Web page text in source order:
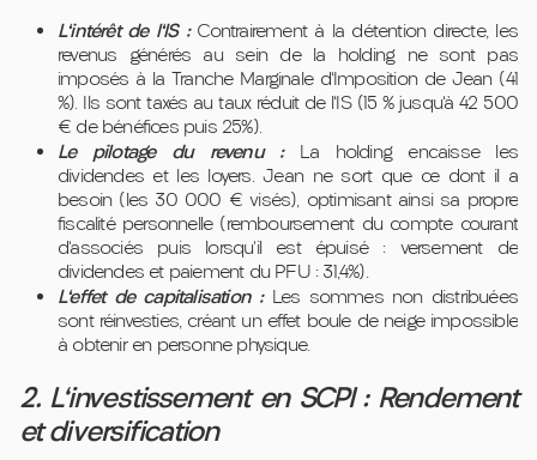
L'intérêt de l'IS :Contrairement à la détention directe, les
revenus générés au sein de la holding ne sont pas
imposés à la Tranche Marginale d'Imposition de Jean (41
%). Ils sont taxés au taux réduit de l'IS (15 % jusqu'à 42 500
€ de bénéfices puis 25%).
Le pilotage du revenu :La holding encaisse les
dividendes et les loyers. Jean ne sort que ce dont il a
besoin (les 30 000 € visés), optimisant ainsi sa propre
fiscalité personnelle (remboursement du compte courant
d’associés puis lorsqu’il est épuisé : versement de
dividendes et paiement du PFU : 31,4%).
L'effet de capitalisation :Les sommes non distribuées
sont réinvesties, créant un effet boule de neige impossible
à obtenir en personne physique.
2. L'investissement en SCPI : Rendement
et diversification